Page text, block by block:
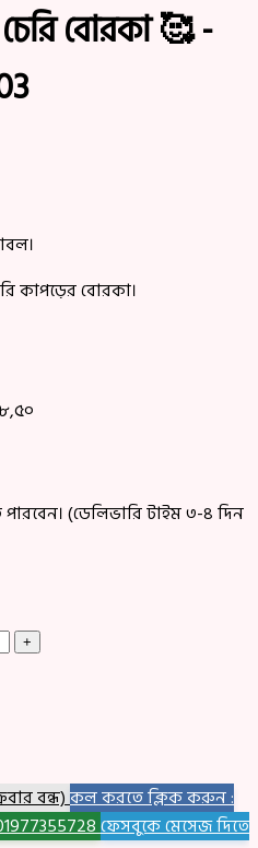
চেরি বোরকা 🥰 -
কাপড়ের বোরকা।
(ডেলিভারি টাইম ৩-৪ দিন
+
বন্ধ)কল করতে ক্লিক করুন :
ফেসবুকে মেসেজ দিতে